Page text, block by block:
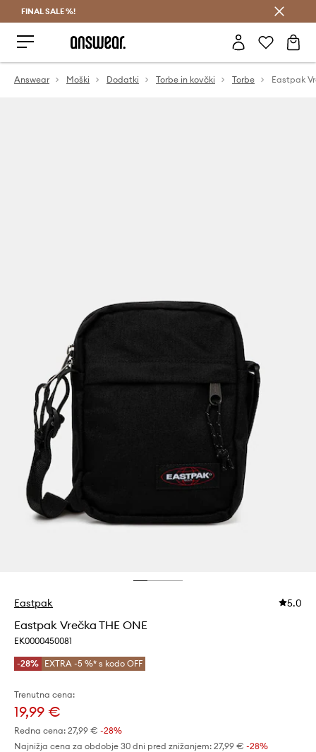
FINAL SALE %!
Answear Moški Dodatki Torbe in kovčki Torbe Eastpak
Eastpak 5.0
Eastpak Vrečka THE ONE
EK0000450081
-28% EXTRA -5 %* s kodo OFF
Trenutna cena:
19,99 €
Redna cena: 27,99 € -28%
Najnižja cena za obdobje 30 dni pred znižanjem: 27,99 € -28%